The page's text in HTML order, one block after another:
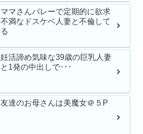
ママさんバレーで定期的に欲求
不満なドスケベ人妻と不倫して
る
妊活諦め気味な39歳の巨乳人妻
と1発の中出しで･･･
友達のお母さんは美魔女＠５P
レが過ぎる】立場逆転
ブSEX 石川澪
【VR】【8K】矢埜愛
禁。芸能人の彼女とキ
のいちゃらぶ同棲生活
学校帰りナンパでガチ
渉 みなちゃん シロウ